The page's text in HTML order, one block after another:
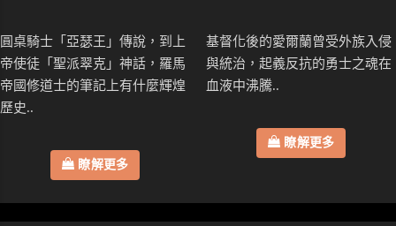
圓桌騎士「亞瑟王」傳說，到上
帝使徒「聖派翠克」神話，羅馬
帝國修道士的筆記上有什麼輝煌
歷史..
瞭解更多
基督化後的愛爾蘭曾受外族入侵
與統治，起義反抗的勇士之魂在
血液中沸騰..
瞭解更多